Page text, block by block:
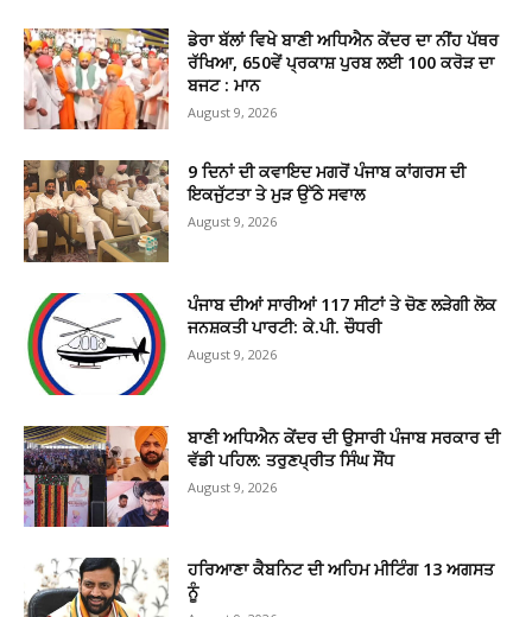
ਡੇਰਾ ਬੱਲਾਂ ਵਿਖੇ ਬਾਣੀ ਅਧਿਐਨ ਕੇਂਦਰ ਦਾ ਨੀਂਹ ਪੱਥਰ
ਰੱਖਿਆ, 650ਵੇਂ ਪ੍ਰਕਾਸ਼ ਪੁਰਬ ਲਈ 100 ਕਰੋੜ ਦਾ
ਬਜਟ : ਮਾਨ
August 9, 2026
9 ਦਿਨਾਂ ਦੀ ਕਵਾਇਦ ਮਗਰੋਂ ਪੰਜਾਬ ਕਾਂਗਰਸ ਦੀ
ਇਕਜੁੱਟਤਾ ਤੇ ਮੁੜ ਉੱਠੇ ਸਵਾਲ
August 9, 2026
ਪੰਜਾਬ ਦੀਆਂ ਸਾਰੀਆਂ 117 ਸੀਟਾਂ ਤੇ ਚੋਣ ਲੜੇਗੀ ਲੋਕ
ਜਨਸ਼ਕਤੀ ਪਾਰਟੀ: ਕੇ.ਪੀ. ਚੌਧਰੀ
August 9, 2026
ਬਾਣੀ ਅਧਿਐਨ ਕੇਂਦਰ ਦੀ ਉਸਾਰੀ ਪੰਜਾਬ ਸਰਕਾਰ ਦੀ
ਵੱਡੀ ਪਹਿਲ: ਤਰੁਣਪ੍ਰੀਤ ਸਿੰਘ ਸੌਂਧ
August 9, 2026
ਹਰਿਆਣਾ ਕੈਬਨਿਟ ਦੀ ਅਹਿਮ ਮੀਟਿੰਗ 13 ਅਗਸਤ
ਨੂੰ